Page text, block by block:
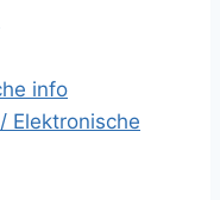
info
Elektronische